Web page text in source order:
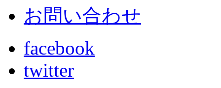
お問い合わせ
facebook
twitter